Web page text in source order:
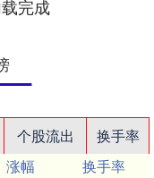
完成
个股流出
换手率
涨幅
换手率